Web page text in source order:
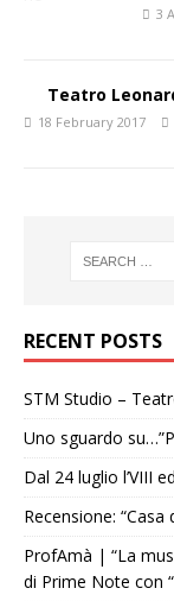
3
Teatro
18 February 2017
RECENT POSTS
STM Studio –
Uno sguardo
Dal 24 luglio l’VIII
Recensione: “Casa
ProfAmà | “La
di Prime Note con